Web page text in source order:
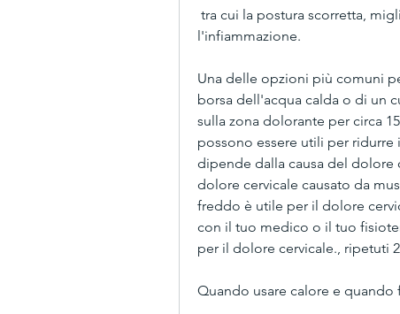
l'infiammazione.
Una delle opzioni più comuni
borsa dell'acqua calda o di un
sulla zona dolorante per circa
possono essere utili per
dipende dalla causa del dolore
dolore cervicale causato da
freddo è utile per il dolore
con il tuo medico o il tuo
per il dolore cervicale., ripetuti
Quando usare calore e quando